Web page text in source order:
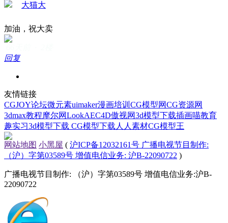
大猫大
加油，祝大卖
回复
友情链接
CGJOY论坛微元素uimaker漫画培训 CG模型网CG资源网
3dmax教程摩尔网LookAEC4D傲视网3d模型下载插画喵教育
趣实习3d模型下载 CG模型下载 人人素材CG模型王
网站地图 小黑屋 ( 沪ICP备12032161号 广播电视节目制作:
（沪）字第03589号 增值电信业务: 沪B-22090722 )
广播电视节目制作: （沪）字第03589号 增值电信业务:沪B-
22090722